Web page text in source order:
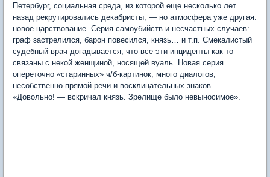
Петербург, социальная среда, из которой еще несколько лет
назад рекрутировались декабристы, — но атмосфера уже другая:
новое царствование. Серия самоубийств и несчастных случаев:
граф застрелился, барон повесился, князь… и т.п. Смекалистый
судебный врач догадывается, что все эти инциденты как-то
связаны с некой женщиной, носящей вуаль. Новая серия
опереточно «старинных» ч/б-картинок, много диалогов,
несобственно-прямой речи и восклицательных знаков.
«Довольно! — вскричал князь. Зрелище было невыносимое».